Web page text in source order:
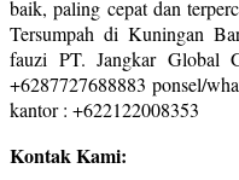
baik, paling cepat dan
Tersumpah di Kuningan
fauzi PT. Jangkar Global
+6287727688883 ponsel/
kantor : +622122008353
Kontak Kami: